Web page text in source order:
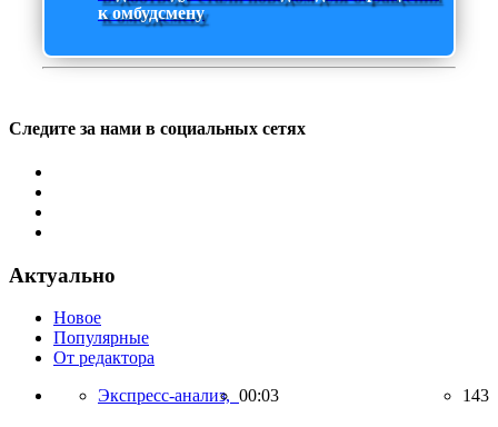
к омбудсмену
Следите за нами в социальных сетях
Актуально
Новое
Популярные
От редактора
Экспресс-анализ, 00:03 143